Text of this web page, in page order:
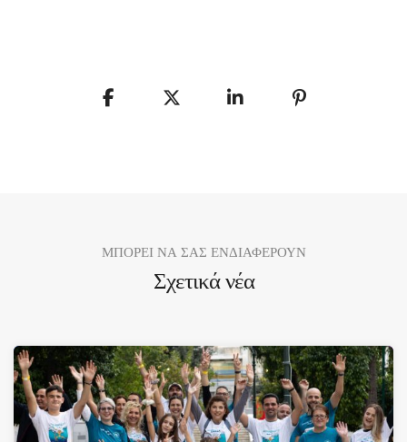
ΜΠΟΡΕΙ ΝΑ ΣΑΣ ΕΝΔΙΑΦΕΡΟΥΝ
Σχετικά νέα